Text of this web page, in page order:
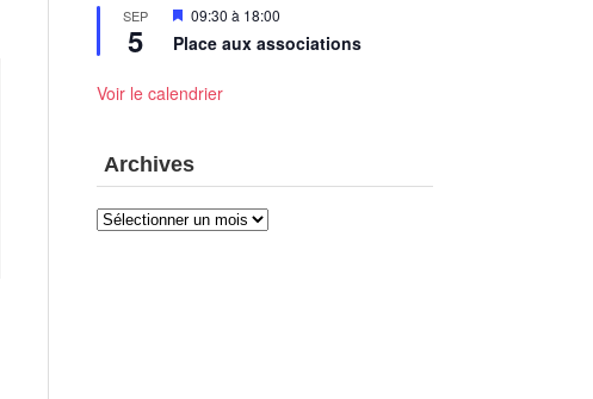
SEP
5
Mis
avant
09:30 à 18:00
Place aux associations
Voir le calendrier
Archives
Archives